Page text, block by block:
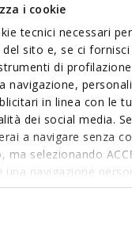
i cookie
tecnici necessari
sito e, se ci
di
navigazione,
in linea con le
dei social media.
a navigare senza
ma selezionando
una navigazione
ed interessi.
potrai anche
tracciamento
hood for changing to
fur trim